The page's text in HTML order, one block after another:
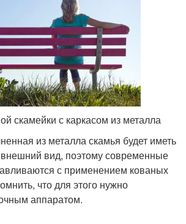
скамейки с каркасом из металла
из металла скамья будет иметь
вид, поэтому современные
с применением кованых
что для этого нужно
аппаратом.